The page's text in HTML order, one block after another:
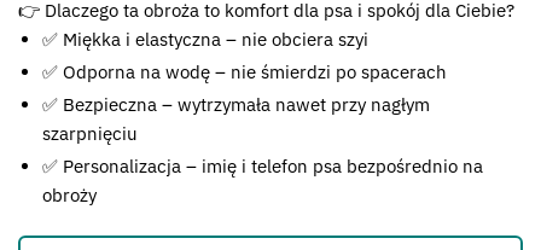
Błąd:Brak formularza kontaktowego.
👉 Dlaczego ta obroża to komfort dla psa i spokój dla Ciebie?
✅ Miękka i elastyczna – nie obciera szyi
✅ Odporna na wodę – nie śmierdzi po spacerach
✅ Bezpieczna – wytrzymała nawet przy nagłym
szarpnięciu
✅ Personalizacja – imię i telefon psa bezpośrednio na
obroży